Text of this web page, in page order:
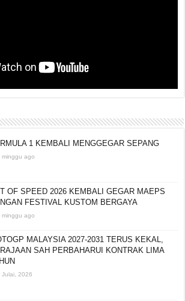
1 KEMBALI MENGGEGAR SEPANG
minggu ago
OF SPEED 2026 KEMBALI GEGAR MAEPS
FESTIVAL KUSTOM BERGAYA
minggu ago
MALAYSIA 2027-2031 TERUS KEKAL,
SAH PERBAHARUI KONTRAK LIMA
Julai, 2026